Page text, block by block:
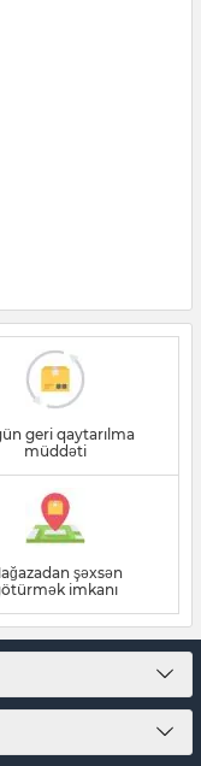
geri qaytarılma
müddəti
şəxsən
imkanı